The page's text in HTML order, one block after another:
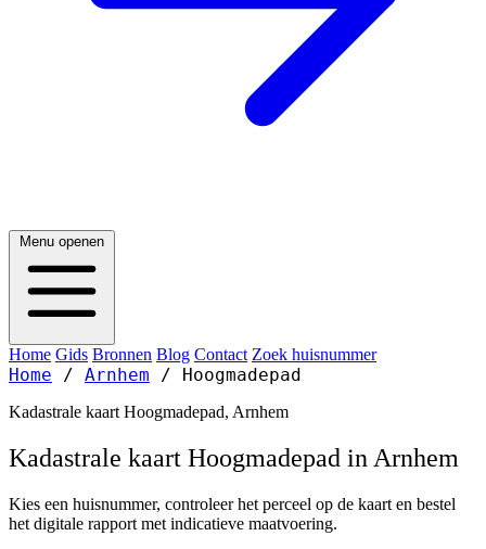
Menu openen
Home Gids Bronnen Blog Contact Zoek huisnummer
Home / Arnhem / Hoogmadepad
Kadastrale kaart Hoogmadepad, Arnhem
Kadastrale kaart Hoogmadepad in Arnhem
Kies een huisnummer, controleer het perceel op de kaart en bestel
het digitale rapport met indicatieve maatvoering.